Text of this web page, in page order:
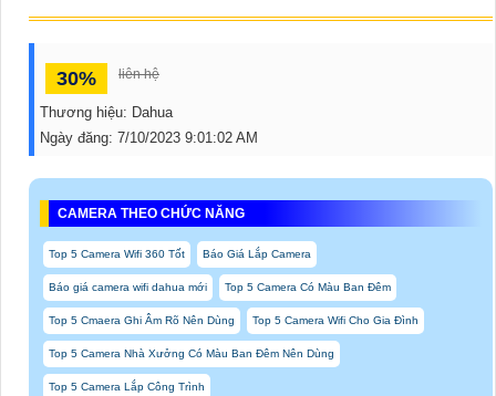
30% liên hệ
Thương hiệu: Dahua
Ngày đăng: 7/10/2023 9:01:02 AM
CAMERA THEO CHỨC NĂNG
Top 5 Camera Wifi 360 Tốt Báo Giá Lắp Camera
Báo giá camera wifi dahua mới Top 5 Camera Có Màu Ban Đêm
Top 5 Cmaera Ghi Âm Rõ Nên Dùng Top 5 Camera Wifi Cho Gia Đình
Top 5 Camera Nhà Xưởng Có Màu Ban Đêm Nên Dùng
Top 5 Camera Lắp Công Trình